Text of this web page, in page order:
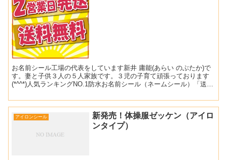
お名前シール工場の代表をしています新井 庸能(あらい のぶたか)で
す。妻と子供３人の５人家族です。３児の子育て頑張っております
(*^^*)人気ランキングNO.1防水お名前シール（ネームシール）「送料
アイロンシール
新発売！体操服ゼッケン（アイロ
ンタイプ）